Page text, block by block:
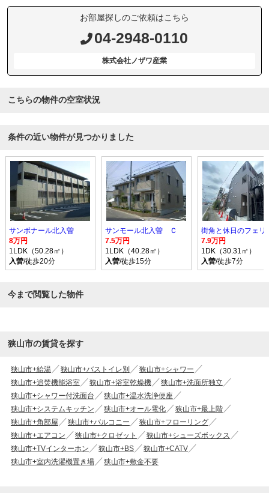
お部屋探しのご依頼はこちら
04-2948-0110
株式会社ノザワ産業
こちらの物件の空室状況
条件の近い物件が見つかりました
サンボナール北入曽
8万円
1LDK（50.28㎡）
入曽/徒歩20分
サンモール北入曽 Ｃ
7.5万円
1LDK（40.28㎡）
入曽/徒歩15分
7.9万円
1DK（30.31㎡）
入曽/徒歩7分
今まで閲覧した物件
狭山市の賃貸を探す
狭山市+給湯 狭山市+バストイレ別
狭山市+シャワー
狭山市+追焚機能浴室
狭山市+浴室乾燥機
狭山市+洗面所独立
狭山市+シャワー付洗面台
狭山市+温水洗浄便座
狭山市+システムキッチン
狭山市+オール電化
狭山市+最上階
狭山市+角部屋
狭山市+バルコニー
狭山市+フローリング
狭山市+エアコン
狭山市+クロゼット
狭山市+シューズボックス
狭山市+TVインターホン
狭山市+BS
狭山市+CATV
狭山市+室内洗濯機置き場
狭山市+敷金不要